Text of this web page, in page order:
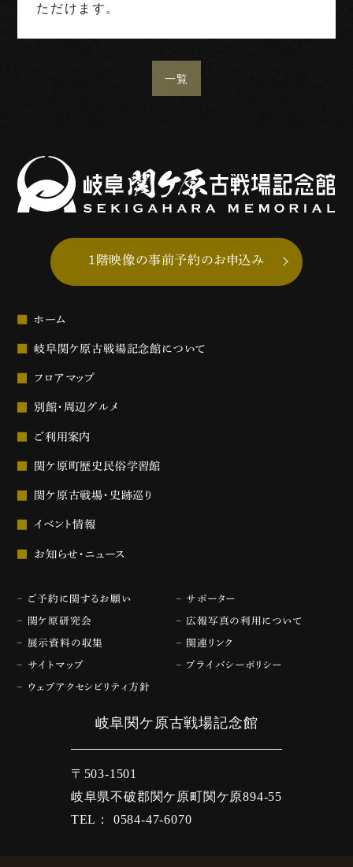
ただけます。
一覧
1階映像の事前予約のお申込み
ホーム
岐阜関ケ原古戦場記念館について
フロアマップ
別館・周辺グルメ
ご利用案内
関ケ原町歴史民俗学習館
関ケ原古戦場・史跡巡り
イベント情報
お知らせ・ニュース
ご予約に関するお願い サポーター
関ケ原研究会 広報写真の利用について
展示資料の収集 関連リンク
サイトマップ プライバシーポリシー
ウェブアクセシビリティ方針
岐阜関ケ原古戦場記念館
〒503-1501
岐阜県不破郡関ケ原町関ケ原894-55
TEL： 0584-47-6070